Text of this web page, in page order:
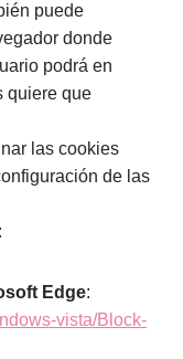
puede
donde
podrá en
quiere que
las cookies
de las
Edge:
vista/Block-